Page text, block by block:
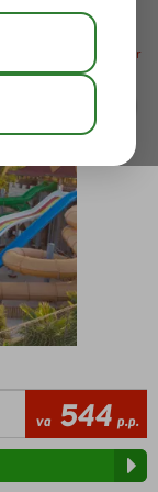
bewaar
va 544 p.p.